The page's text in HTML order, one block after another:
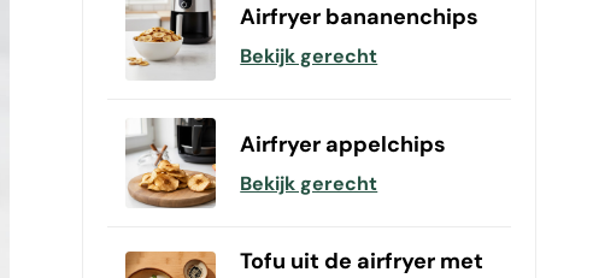
Airfryer bananenchips
Bekijk gerecht
Airfryer appelchips
Bekijk gerecht
Tofu uit de airfryer met